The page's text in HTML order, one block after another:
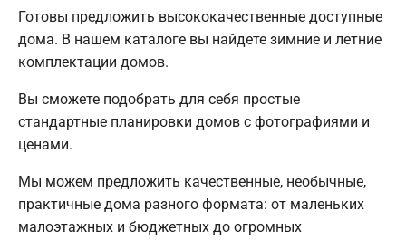
Готовы предложить высококачественные доступные
дома. В нашем каталоге вы найдете зимние и летние
комплектации домов.
Вы сможете подобрать для себя простые
стандартные планировки домов с фотографиями и
ценами.
Мы можем предложить качественные, необычные,
практичные дома разного формата: от маленьких
малоэтажных и бюджетных до огромных